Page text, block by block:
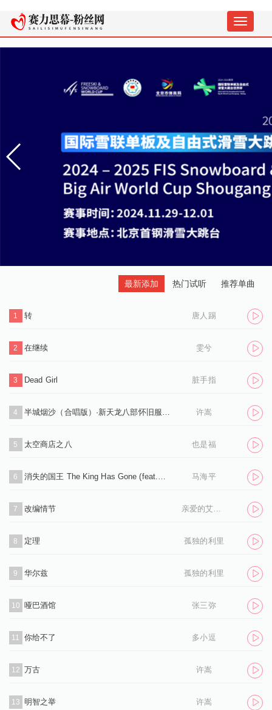
切
换
最新添加 热门试听 推荐单曲
1 转 唐人踢
2 在继续 雯兮
3 Dead Girl 脏手指
4 半城烟沙（合唱版）·新天龙八部怀旧服推广曲 许嵩
5 太空商店之八 也是福
6 消失的国王 The King Has Gone (feat.孙凌生) 马海平
7 改编情节 亲爱的艾洛伊丝
8 定理 孤独的利里
9 华尔兹 孤独的利里
10 哑巴酒馆 张三弥
11 你给不了 多小逗
12 万古 许嵩
13 明智之举 许嵩